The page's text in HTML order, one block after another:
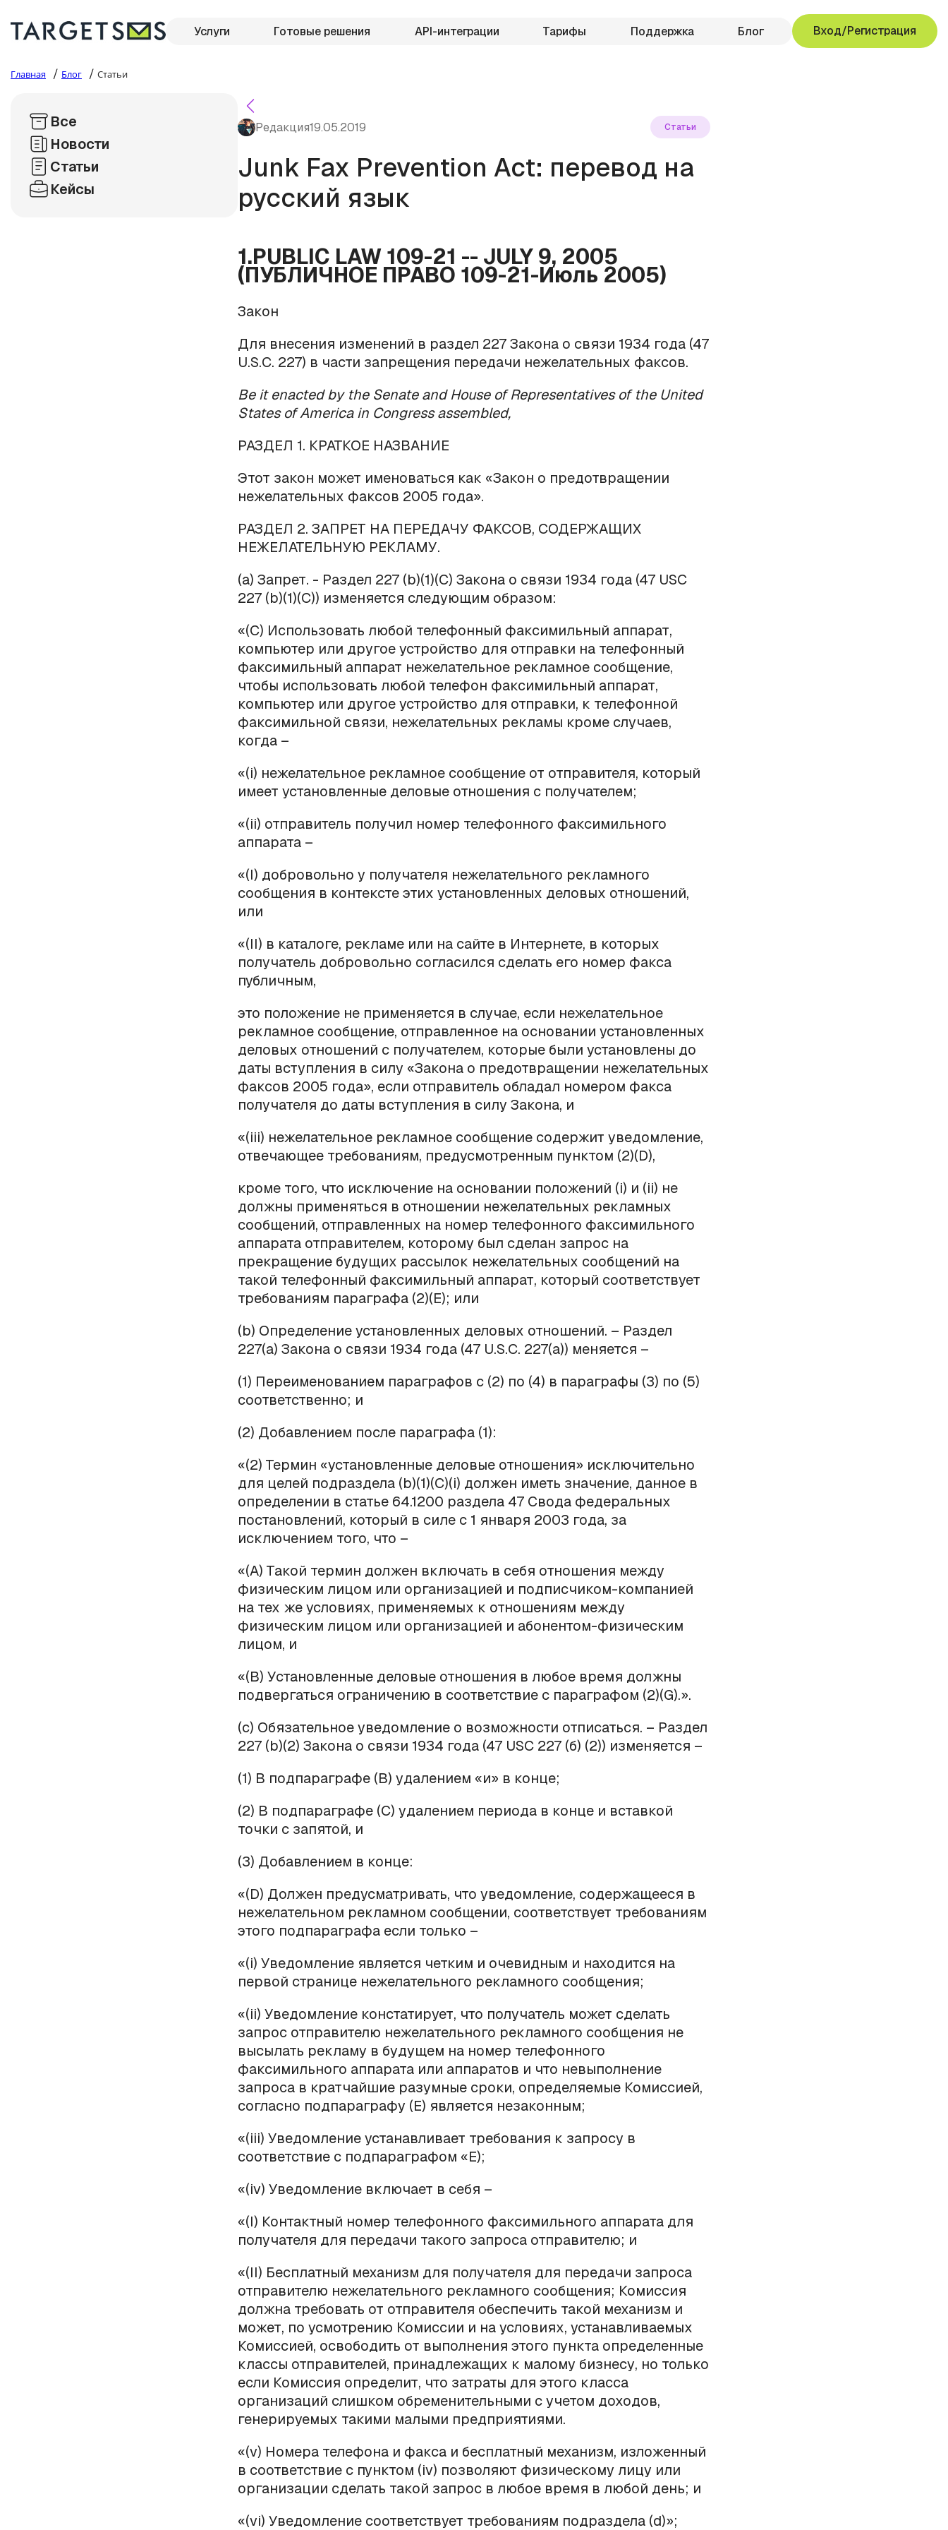
Услуги Готовые решения API-интеграции Тарифы Поддержка Блог Вход/Регистрация
Главная / Блог / Статьи
Все
Новости
Статьи
Кейсы
Редакция19.05.2019 Статьи
Junk Fax Prevention Act: перевод на
русский язык
1.PUBLIC LAW 109-21 -- JULY 9, 2005
(ПУБЛИЧНОЕ ПРАВО 109-21-Июль 2005)
Закон
Для внесения изменений в раздел 227 Закона о связи 1934 года (47
U.S.C. 227) в части запрещения передачи нежелательных факсов.
Be it enacted by the Senate and House of Representatives of the United
States of America in Congress assembled,
РАЗДЕЛ 1. КРАТКОЕ НАЗВАНИЕ
Этот закон может именоваться как «Закон о предотвращении
нежелательных факсов 2005 года».
РАЗДЕЛ 2. ЗАПРЕТ НА ПЕРЕДАЧУ ФАКСОВ, СОДЕРЖАЩИХ
НЕЖЕЛАТЕЛЬНУЮ РЕКЛАМУ.
(a) Запрет. - Раздел 227 (b)(1)(C) Закона о связи 1934 года (47 USC
227 (b)(1)(C)) изменяется следующим образом:
«(C) Использовать любой телефонный факсимильный аппарат,
компьютер или другое устройство для отправки на телефонный
факсимильный аппарат нежелательное рекламное сообщение,
чтобы использовать любой телефон факсимильный аппарат,
компьютер или другое устройство для отправки, к телефонной
факсимильной связи, нежелательных рекламы кроме случаев,
когда –
«(i) нежелательное рекламное сообщение от отправителя, который
имеет установленные деловые отношения с получателем;
«(ii) отправитель получил номер телефонного факсимильного
аппарата –
«(I) добровольно у получателя нежелательного рекламного
сообщения в контексте этих установленных деловых отношений,
или
«(II) в каталоге, рекламе или на сайте в Интернете, в которых
получатель добровольно согласился сделать его номер факса
публичным,
это положение не применяется в случае, если нежелательное
рекламное сообщение, отправленное на основании установленных
деловых отношений с получателем, которые были установлены до
даты вступления в силу «Закона о предотвращении нежелательных
факсов 2005 года», если отправитель обладал номером факса
получателя до даты вступления в силу Закона, и
«(iii) нежелательное рекламное сообщение содержит уведомление,
отвечающее требованиям, предусмотренным пунктом (2)(D),
кроме того, что исключение на основании положений (i) и (ii) не
должны применяться в отношении нежелательных рекламных
сообщений, отправленных на номер телефонного факсимильного
аппарата отправителем, которому был сделан запрос на
прекращение будущих рассылок нежелательных сообщений на
такой телефонный факсимильный аппарат, который соответствует
требованиям параграфа (2)(E); или
(b) Определение установленных деловых отношений. – Раздел
227(a) Закона о связи 1934 года (47 U.S.C. 227(a)) меняется –
(1) Переименованием параграфов с (2) по (4) в параграфы (3) по (5)
соответственно; и
(2) Добавлением после параграфа (1):
«(2) Термин «установленные деловые отношения» исключительно
для целей подраздела (b)(1)(C)(i) должен иметь значение, данное в
определении в статье 64.1200 раздела 47 Свода федеральных
постановлений, который в силе с 1 января 2003 года, за
исключением того, что –
«(А) Такой термин должен включать в себя отношения между
физическим лицом или организацией и подписчиком-компанией
на тех же условиях, применяемых к отношениям между
физическим лицом или организацией и абонентом-физическим
лицом, и
«(В) Установленные деловые отношения в любое время должны
подвергаться ограничению в соответствие с параграфом (2)(G).».
(с) Обязательное уведомление о возможности отписаться. – Раздел
227 (b)(2) Закона о связи 1934 года (47 USC 227 (б) (2)) изменяется –
(1) В подпараграфе (B) удалением «и» в конце;
(2) В подпараграфе (С) удалением периода в конце и вставкой
точки с запятой, и
(3) Добавлением в конце:
«(D) Должен предусматривать, что уведомление, содержащееся в
нежелательном рекламном сообщении, соответствует требованиям
этого подпараграфа если только –
«(i) Уведомление является четким и очевидным и находится на
первой странице нежелательного рекламного сообщения;
«(ii) Уведомление констатирует, что получатель может сделать
запрос отправителю нежелательного рекламного сообщения не
высылать рекламу в будущем на номер телефонного
факсимильного аппарата или аппаратов и что невыполнение
запроса в кратчайшие разумные сроки, определяемые Комиссией,
согласно подпараграфу (E) является незаконным;
«(iii) Уведомление устанавливает требования к запросу в
соответствие с подпараграфом «E);
«(iv) Уведомление включает в себя –
«(I) Контактный номер телефонного факсимильного аппарата для
получателя для передачи такого запроса отправителю; и
«(II) Бесплатный механизм для получателя для передачи запроса
отправителю нежелательного рекламного сообщения; Комиссия
должна требовать от отправителя обеспечить такой механизм и
может, по усмотрению Комиссии и на условиях, устанавливаемых
Комиссией, освободить от выполнения этого пункта определенные
классы отправителей, принадлежащих к малому бизнесу, но только
если Комиссия определит, что затраты для этого класса
организаций слишком обременительными с учетом доходов,
генерируемых такими малыми предприятиями.
«(v) Номера телефона и факса и бесплатный механизм, изложенный
в соответствие с пунктом (iv) позволяют физическому лицу или
организации сделать такой запрос в любое время в любой день; и
«(vi) Уведомление соответствует требованиям подраздела (d)»;